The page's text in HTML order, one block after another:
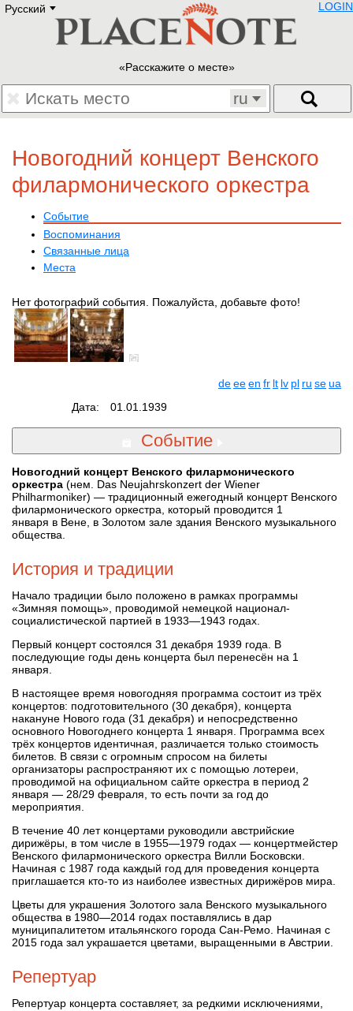
Русский E
Deutsch
Francais
Polski
Eestikeelne
LOGIN
Расскажите о месте
ru
Новогодний концерт Венского
филармонического оркестра
Событие
Воспоминания
Связанные лица
Места
Нет фотографий события. Пожалуйста, добавьте фото!
deeeen fr lt lv pl ru seua
Дата:
01.01.1939
Событие
Новогодний концерт Венского филармонического
оркестра (нем. Das Neujahrskonzert der Wiener
Philharmoniker) — традиционный ежегодный концерт Венского
филармонического оркестра, который проводится 1
января в Вене, в Золотом зале здания Венского музыкального
общества.
История и традиции
Начало традиции было положено в рамках программы
«Зимняя помощь», проводимой немецкой национал-
социалистической партией в 1933—1943 годах.
Первый концерт состоялся 31 декабря 1939 года. В
последующие годы день концерта был перенесён на 1
января.
В настоящее время новогодняя программа состоит из трёх
концертов: подготовительного (30 декабря), концерта
накануне Нового года (31 декабря) и непосредственно
основного Новогоднего концерта 1 января. Программа всех
трёх концертов идентичная, различается только стоимость
билетов. В связи с огромным спросом на билеты
организаторы распространяют их с помощью лотереи,
проводимой на официальном сайте оркестра в период 2
января — 28/29 февраля, то есть почти за год до
мероприятия.
В течение 40 лет концертами руководили австрийские
дирижёры, в том числе в 1955—1979 годах — концертмейстер
Венского филармонического оркестра Вилли Босковски.
Начиная с 1987 года каждый год для проведения концерта
приглашается кто-то из наиболее известных дирижёров мира.
Цветы для украшения Золотого зала Венского музыкального
общества в 1980—2014 годах поставлялись в дар
муниципалитетом итальянского города Сан-Ремо. Начиная с
2015 года зал украшается цветами, выращенными в Австрии.
Репертуар
Репертуар концерта составляет, за редкими исключениями,